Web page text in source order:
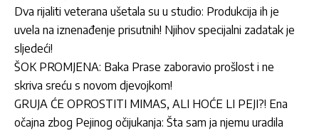
Dva rijaliti veterana ušetala su u studio: Produkcija ih je
uvela na iznenađenje prisutnih! Njihov specijalni zadatak je
sljedeći!
ŠOK PROMJENA: Baka Prase zaboravio prošlost i ne
skriva sreću s novom djevojkom!
GRUJA ĆE OPROSTITI MIMAS, ALI HOĆE LI PEJI?! Ena
očajna zbog Pejinog očijukanja: Šta sam ja njemu uradila